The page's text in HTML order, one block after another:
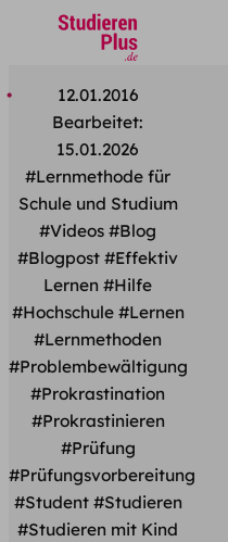
12.01.2016
Bearbeitet:
15.01.2026
#Lernmethode für
Schule und Studium
#Videos #Blog
#Blogpost #Effektiv
Lernen #Hilfe
#Hochschule #Lernen
#Lernmethoden
#Problembewältigung
#Prokrastination
#Prokrastinieren
#Prüfung
#Prüfungsvorbereitung
#Student #Studieren
#Studieren mit Kind